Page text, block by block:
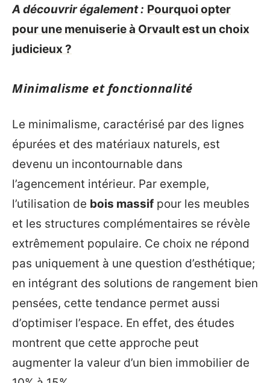
A découvrir également : Pourquoi opter
pour une menuiserie à Orvault est un choix
judicieux ?
Minimalisme et fonctionnalité
Le minimalisme, caractérisé par des lignes
épurées et des matériaux naturels, est
devenu un incontournable dans
l’agencement intérieur. Par exemple,
l’utilisation de bois massif pour les meubles
et les structures complémentaires se révèle
extrêmement populaire. Ce choix ne répond
pas uniquement à une question d’esthétique;
en intégrant des solutions de rangement bien
pensées, cette tendance permet aussi
d’optimiser l’espace. En effet, des études
montrent que cette approche peut
augmenter la valeur d’un bien immobilier de